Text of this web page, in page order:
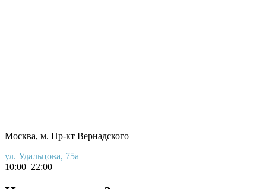
Москва, м. Пр-кт Вернадского
ул. Удальцова, 75а
10:00–22:00